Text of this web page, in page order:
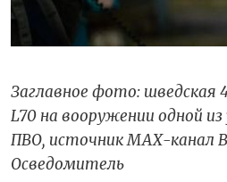
Заглавное фото: шведская
L70 на вооружении одной из
ПВО, источник МАХ-канал
Осведомитель